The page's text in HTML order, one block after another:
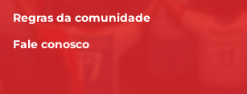
Regras da comunidade
Fale conosco